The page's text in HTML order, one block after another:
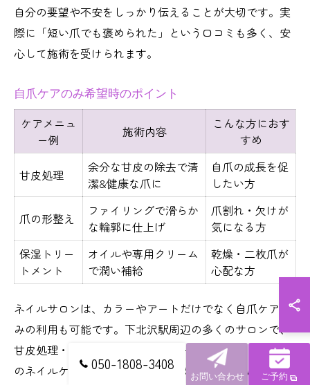
自分の要望や不安をしっかり伝えることが大切です。実
際に「短い爪でも褒められた」という口コミも多く、安
心して施術を受けられます。
自爪ケアのみ希望時のポイント
ケアメニュ
ー例
施術内容
こんな方におす
すめ
甘皮処理
余分な甘皮の除去で清
潔&健康な爪に
自爪の成長を促
したい方
爪の形整え
ファイリングで滑らか
な輪郭に仕上げ
爪割れ・欠けが
気になる方
保湿トリー
トメント
オイルや専用クリーム
で潤い補給
乾燥・二枚爪が
心配な方
ネイルサロンは、カラーやアートだけでなく自爪ケアの
みの利用も可能です。下北沢駅周辺の多くのサロンで、
甘皮処理・爪の形整え・保湿トリートメントなど、基本
のネイルケアメニューが用意されています。自爪の健康
050-1808-3408
お問い合わせ ご予約